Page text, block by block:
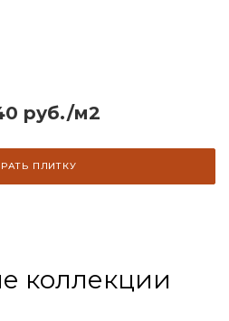
руб./м2
ПЛИТКУ
коллекции